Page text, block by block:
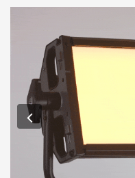
Previous